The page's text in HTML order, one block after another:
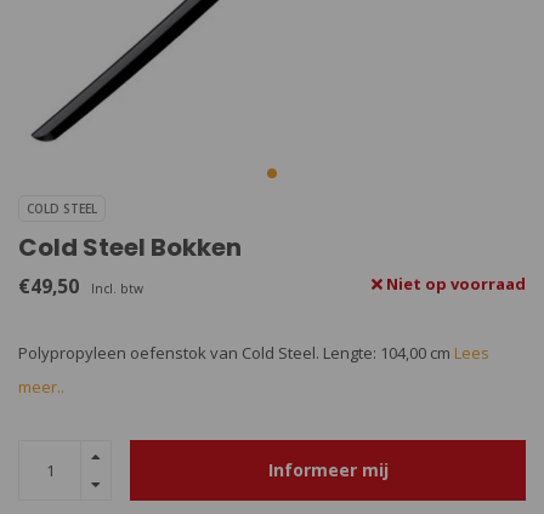
COLD STEEL
Cold Steel Bokken
€49,50 Incl. btw Niet op voorraad
Polypropyleen oefenstok van Cold Steel. Lengte: 104,00 cm Lees
meer..
Informeer mij